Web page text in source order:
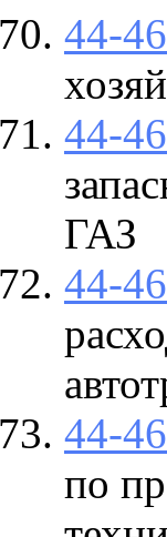
44-
44-
ГАЗ
44-
44-
по